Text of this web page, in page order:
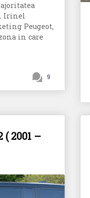
Irinel
Peugeot,
in care
9
( 2001 –